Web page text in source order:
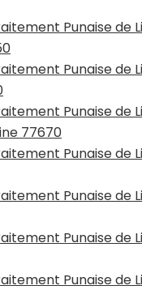
Punaise de
Punaise de
Punaise de
77670
Punaise de
Punaise de
Punaise de
Punaise de